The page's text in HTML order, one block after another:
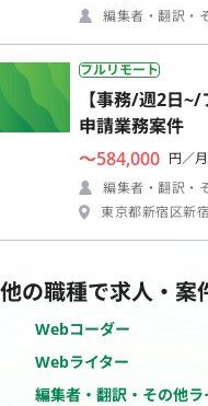
編集者・翻訳・
フルリモート
【事務/週2日
申請業務案件
〜584,000 円／月
編集者・翻訳・
東京都新宿区新
他の職種で求人・案
Webコーダー
Webライター
編集者・翻訳・その他ラ